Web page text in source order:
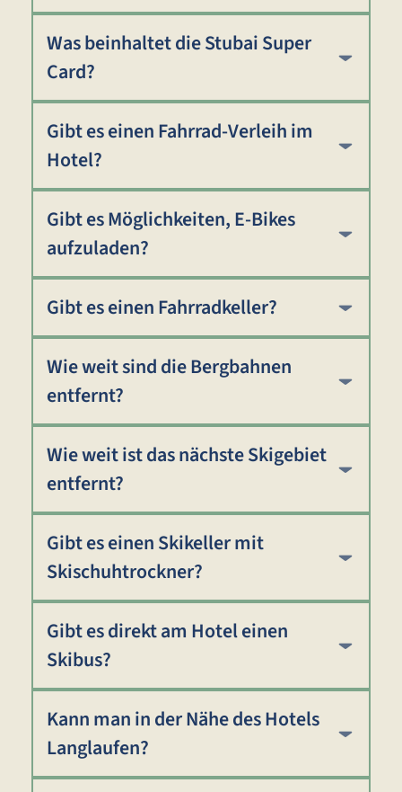
Was beinhaltet die Stubai Super
Card?
Gibt es einen Fahrrad-Verleih im
Hotel?
Gibt es Möglichkeiten, E-Bikes
aufzuladen?
Gibt es einen Fahrradkeller?
Wie weit sind die Bergbahnen
entfernt?
Wie weit ist das nächste Skigebiet
entfernt?
Gibt es einen Skikeller mit
Skischuhtrockner?
Gibt es direkt am Hotel einen
Skibus?
Kann man in der Nähe des Hotels
Langlaufen?